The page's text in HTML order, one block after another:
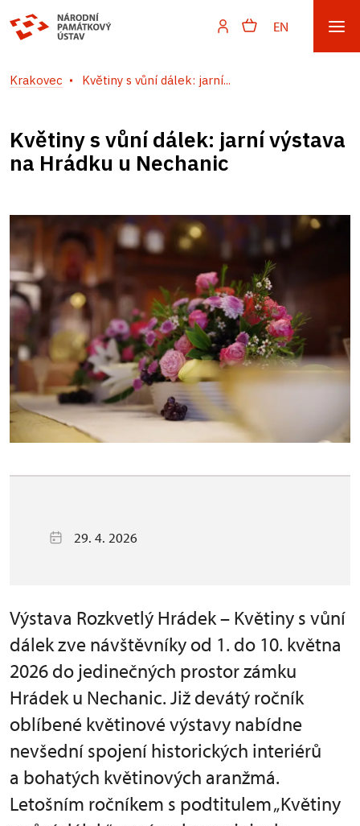
EN
Krakovec Květiny s vůní dálek: jarní...
Květiny s vůní dálek: jarní výstava
na Hrádku u Nechanic
29. 4. 2026
Výstava Rozkvetlý Hrádek – Květiny s vůní
dálek zve návštěvníky od 1. do 10. května
2026 do jedinečných prostor zámku
Hrádek u Nechanic. Již devátý ročník
oblíbené květinové výstavy nabídne
nevšední spojení historických interiérů
a bohatých květinových aranžmá.
Letošním ročníkem s podtitulem „Květiny